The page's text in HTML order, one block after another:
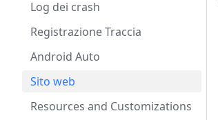
Log dei crash
Registrazione Traccia
Android Auto
Sito web
Resources and Customizations